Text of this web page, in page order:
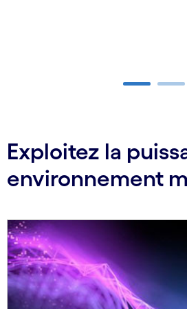
Exploitez la
environnement